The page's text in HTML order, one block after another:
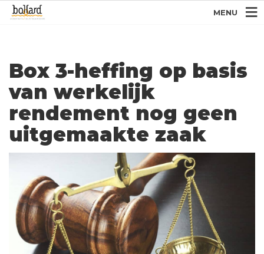
MENU
Box 3-heffing op basis
van werkelijk
rendement nog geen
uitgemaakte zaak